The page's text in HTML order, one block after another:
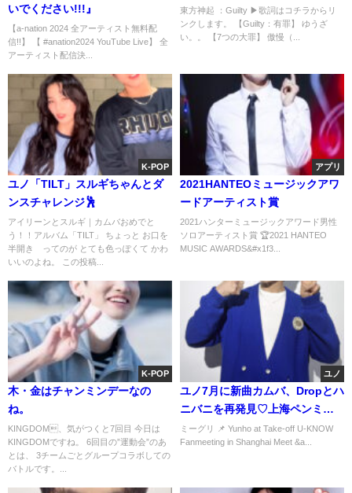
いでください!!!』
【a-nation 2024 全アーティスト無料配
信!!】 【 #anation2024 YouTube Live】 全
アーティスト配信決...
東方神起 ：Guilty ▶歌詞はコチラからリ
ンクします。 【Guilty：有罪】 ゆうざ
い。。 【7つの大罪】 傲慢（...
K-POP
ユノ「TILT」スルギちゃんとダ
ンスチャレンジ🕺
アイリーンとスルギ｜カムバおめでと
う！！アルバム「TILT」 ちょっと お口を
半開き ってのが とても色っぽくて かわ
いいのよね。 この投稿...
アプリ
2021HANTEOミュージックアワ
ードアーティスト賞
2021ハンターミュージックアワード男性
ソロアーティスト賞 🏆2021 HANTEO
MUSIC AWARDS&#x1f3...
K-POP
木・金はチャンミンデーなの
ね。
KINGDOM、気がつくと7回目 今日は
KINGDOMですね。 6回目の”運動会”のあ
とは、 3チームごとグループコラボしての
バトルです。...
ユノ
ユノ7月に新曲カムバ、Dropとハ
ニバニを再発見♡上海ペンミ
_260315
ミーグリ 📌 Yunho at Take-off U-KNOW
Fanmeeting in Shanghai Meet &a...